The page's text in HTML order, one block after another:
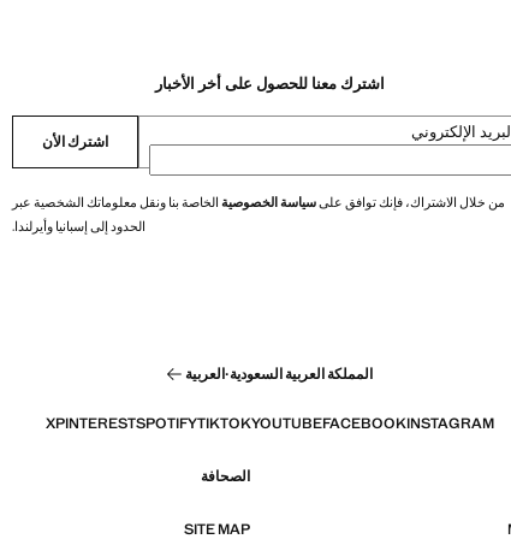
اشترك معنا للحصول على أخر الأخبار
الإلكتروني اشترك الأن
من خلال الاشتراك، فإنك توافق علىسياسة الخصوصية الخاصة بنا ونقل معلوماتك الشخصية عبر
الحدود إلى إسبانيا وأيرلندا.
المملكة العربية السعودية·العربية
INSTAGRAM
FACEBOOK
YOUTUBE
TIKTOK
SPOTIFY
PINTEREST
X
الصحافة
SITE MAP